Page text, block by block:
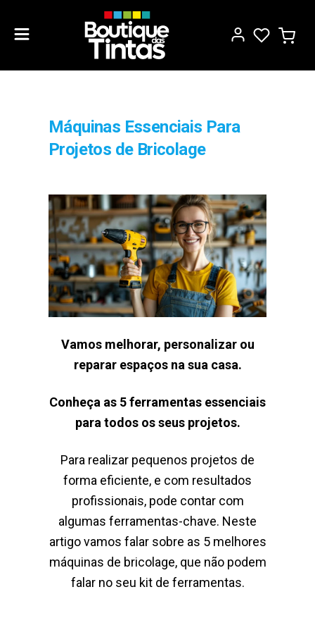
Máquinas Essenciais Para
Projetos de Bricolage
Vamos melhorar, personalizar ou
reparar espaços na sua casa.
Conheça as 5 ferramentas essenciais
para todos os seus projetos.
Para realizar pequenos projetos de
forma eficiente, e com resultados
profissionais, pode contar com
algumas ferramentas-chave. Neste
artigo vamos falar sobre as 5 melhores
máquinas de bricolage, que não podem
falar no seu kit de ferramentas.